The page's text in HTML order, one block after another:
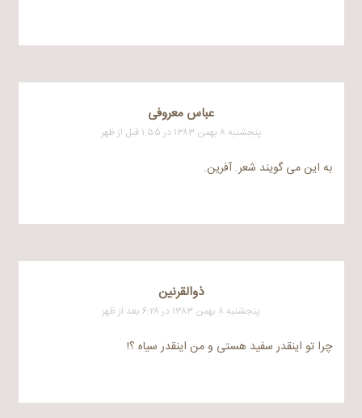
عباس معروفی
پنجشنبه ۸ بهمن ۱۳۸۳ در ۱:۵۵ قبل از ظهر
به این می گویند شعر. آفرین.
ذوالقرنين
پنجشنبه ۸ بهمن ۱۳۸۳ در ۶:۲۸ بعد از ظهر
چرا تو اینقدر سفید هستی و من اینقدر سیاه ؟!